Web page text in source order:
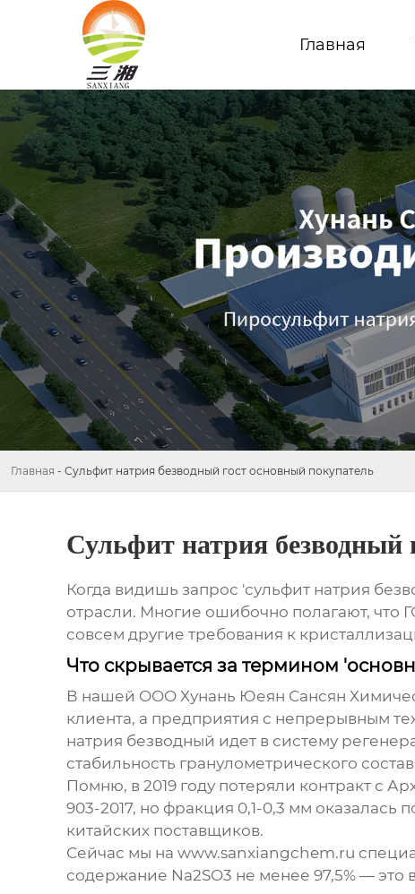
Главная
Главная - Сульфит натрия безводный гост основный покупатель
Сульфит натрия безводный
Когда видишь запрос 'сульфит натрия
отрасли. Многие ошибочно полагают, что
совсем другие требования к
Что скрывается за термином
В нашей OOO Хунань Юеян Сансян
клиента, а предприятия с непрерывным
натрия безводный идет в систему
стабильность гранулометрического
Помню, в 2019 году потеряли контракт с
903-2017, но фракция 0,1-0,3 мм оказалась
китайских поставщиков.
Сейчас мы на www.sanxiangchem.ru
содержание Na2SO3 не менее 97,5% —